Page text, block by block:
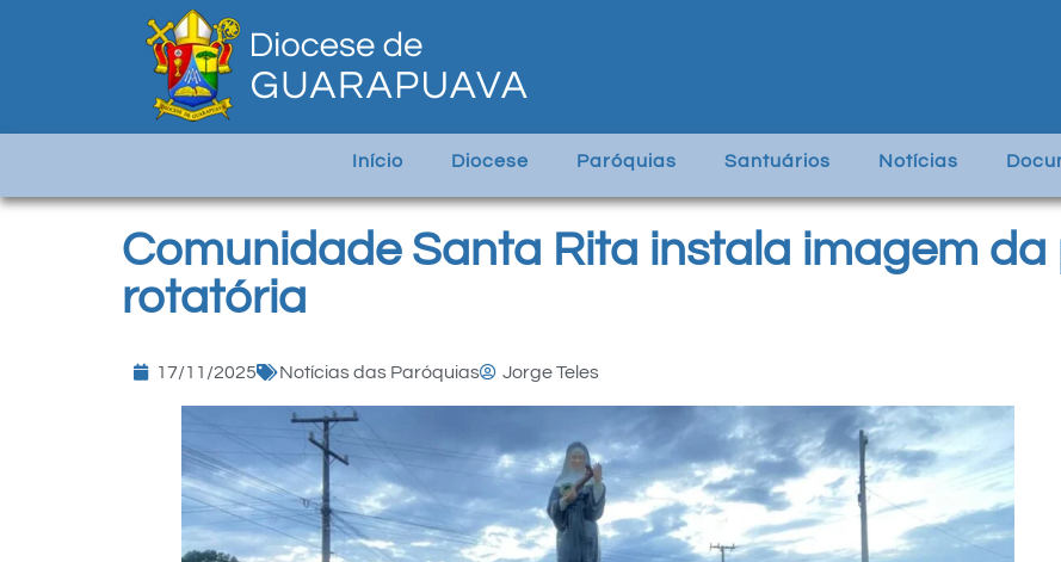
Início Diocese Paróquias Santuários Notícias
Comunidade Santa Rita instala imagem da
rotatória
17/11/2025 Notícias das Paróquias Jorge Teles